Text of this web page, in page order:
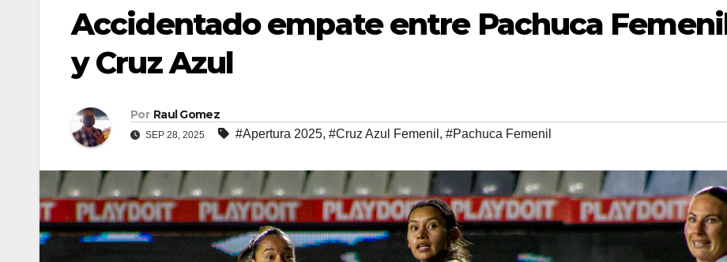
Accidentado empate entre Pachuca
y Cruz Azul
Por Raul Gomez
SEP 28, 2025 #Apertura 2025, #Cruz Azul Femenil , #Pachuca Femenil